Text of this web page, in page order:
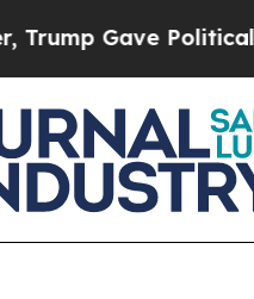
Politically